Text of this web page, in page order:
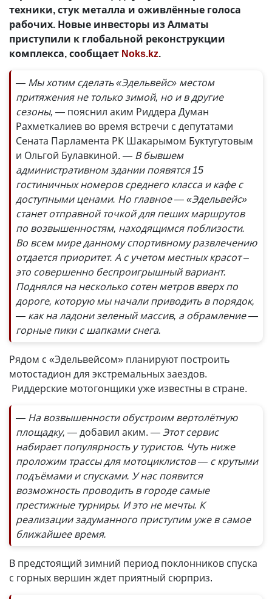
техники, стук металла и оживлённые голоса
рабочих. Новые инвесторы из Алматы
приступили к глобальной реконструкции
комплекса, сообщает Noks.kz.
— Мы хотим сделать «Эдельвейс» местом
притяжения не только зимой, но и в другие
сезоны, — пояснил аким Риддера Думан
Рахметкалиев во время встречи с депутатами
Сената Парламента РК Шакарымом Буктугутовым
и Ольгой Булавкиной. — В бывшем
административном здании появятся 15
гостиничных номеров среднего класса и кафе с
доступными ценами. Но главное — «Эдельвейс»
станет отправной точкой для пеших маршрутов
по возвышенностям, находящимся поблизости.
Во всем мире данному спортивному развлечению
отдается приоритет. А с учетом местных красот –
это совершенно беспроигрышный вариант.
Поднялся на несколько сотен метров вверх по
дороге, которую мы начали приводить в порядок,
— как на ладони зеленый массив, а обрамление —
горные пики с шапками снега.
Рядом с «Эдельвейсом» планируют построить
мотостадион для экстремальных заездов.
Риддерские мотогонщики уже известны в стране.
— На возвышенности обустроим вертолётную
площадку, —добавил аким. — Этот сервис
набирает популярность у туристов. Чуть ниже
проложим трассы для мотоциклистов — с крутыми
подъёмами и спусками. У нас появится
возможность проводить в городе самые
престижные турниры. И это не мечты. К
реализации задуманного приступим уже в самое
ближайшее время.
В предстоящий зимний период поклонников спуска
с горных вершин ждет приятный сюрприз.